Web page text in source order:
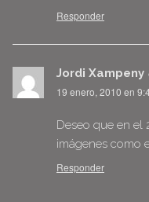
Responder
Jordi Xampeny
19 enero, 2010 en
Deseo que en el
imágenes como
Responder